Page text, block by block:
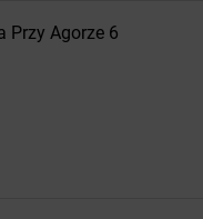
Przy Agorze 6